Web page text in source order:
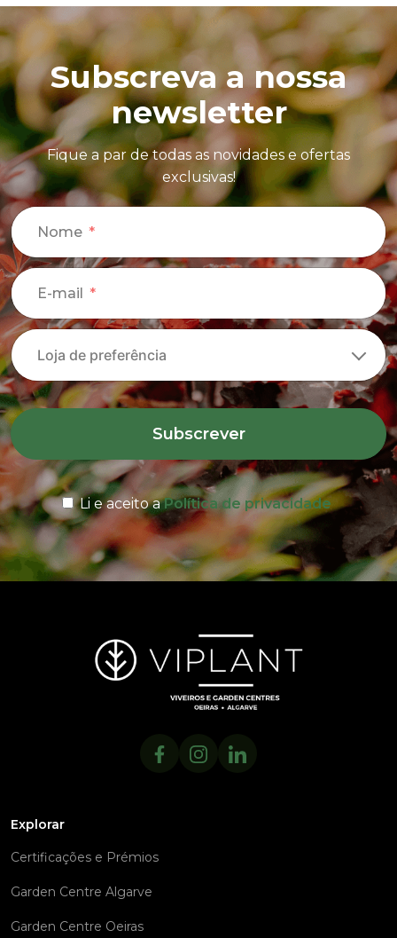
Subscreva a nossa
newsletter
Fique a par de todas as novidades e ofertas
exclusivas!
Nome
E-mail
Subscrever
Li e aceito aPolítica de privacidade
Explorar
Certificações e Prémios
Garden Centre Algarve
Garden Centre Oeiras